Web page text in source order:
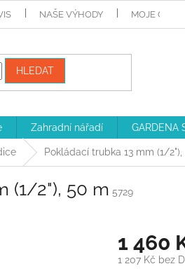
NAŠE VÝHODY MOJE
HLEDAT
Zahradní nářadí GARDENA
Pokládací trubka 13 mm (1/
(1/2"), 50 m 5729
1 460
1 207 Kč bez